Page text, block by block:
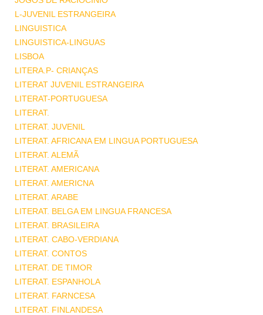
L-JUVENIL ESTRANGEIRA
LINGUISTICA
LINGUISTICA-LINGUAS
LISBOA
LITERA.P- CRIANÇAS
LITERAT JUVENIL ESTRANGEIRA
LITERAT-PORTUGUESA
LITERAT.
LITERAT. JUVENIL
LITERAT. AFRICANA EM LINGUA PORTUGUESA
LITERAT. ALEMÃ
LITERAT. AMERICANA
LITERAT. AMERICNA
LITERAT. ARABE
LITERAT. BELGA EM LINGUA FRANCESA
LITERAT. BRASILEIRA
LITERAT. CABO-VERDIANA
LITERAT. CONTOS
LITERAT. DE TIMOR
LITERAT. ESPANHOLA
LITERAT. FARNCESA
LITERAT. FINLANDESA